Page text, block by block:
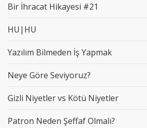
Bir İhracat Hikayesi #21
HU|HU
Yazılım Bilmeden İş Yapmak
Neye Göre Seviyoruz?
Gizli Niyetler vs Kötü Niyetler
Patron Neden Şeffaf Olmalı?